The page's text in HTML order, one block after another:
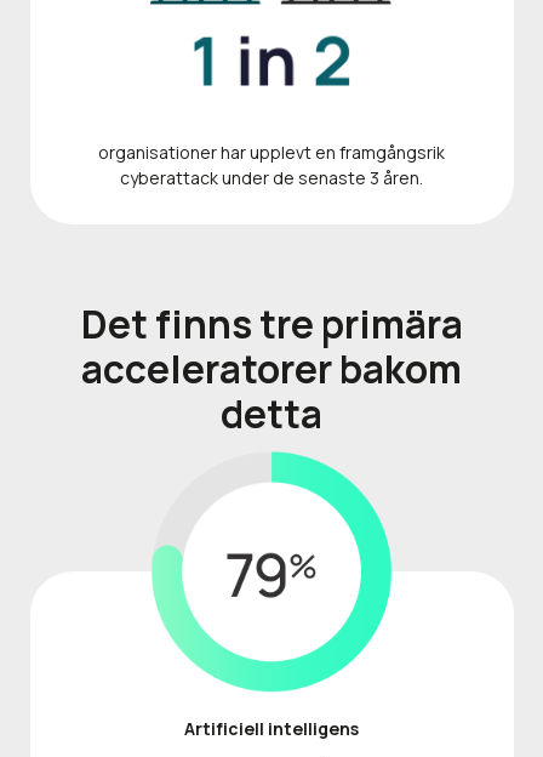
organisationer har upplevt en framgångsrik
cyberattack under de senaste 3 åren.
Det finnstre primära
acceleratorer bakom
detta
Artificiell intelligens